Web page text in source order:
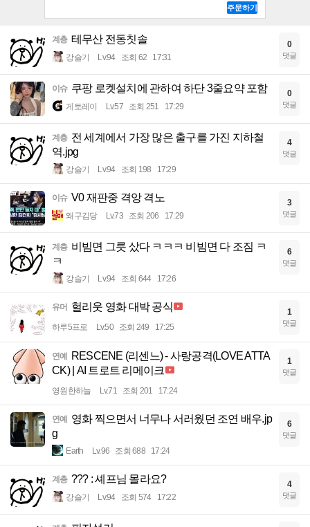
계층 테무산 전동칫솔
강슬기 Lv.94 조회 62 17:31
0
댓글
이슈 쿠팡 로켓설치에 관하여 하단 3줄요약 포함
게토레이 Lv.57 조회 251 17:29
0
댓글
계층 전 세계에서 가장 많은 출구를 가진 지하철
역.jpg
강슬기 Lv.94 조회 198 17:29
4
댓글
이슈 V0 재판중 격앙 격노
왜구김당 Lv.73 조회 206 17:29
3
댓글
계층 비빔면 그릇 샀다 ㅋㅋㅋ 비빔면 다 조짐 ㅋ
ㅋ
강슬기 Lv.94 조회 644 17:26
6
댓글
유머 헐리웃 영화 대박 공식
하루5프로 Lv.50 조회 249 17:25
1
댓글
연예
RESCENE (리센느) - 사랑공격(LOVE ATTA
CK) | AI 트로트 리메이크
영원한하늘 Lv.71 조회 201 17:24
1
댓글
연예
영화 찍으면서 너무나 서러웠던 조연 배우.jp
g
Earth Lv.96 조회 688 17:24
6
댓글
계층 ??? : 셰프님 몰라요?
강슬기 Lv.94 조회 574 17:22
4
댓글